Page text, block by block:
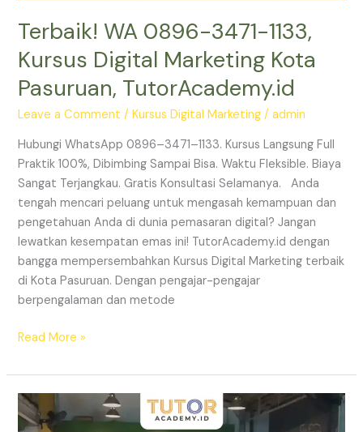
Terbaik! WA 0896-3471-1133,
Kursus Digital Marketing Kota
Pasuruan, TutorAcademy.id
Leave a Comment /Kursus Digital Marketing /admin
Hubungi WhatsApp 0896–3471–1133. Kursus Langsung Full
Praktik 100%, Dibimbing Sampai Bisa. Waktu Fleksible. Biaya
Sangat Terjangkau. Gratis Konsultasi Selamanya. Anda
tengah mencari peluang untuk mengasah kemampuan dan
pengetahuan Anda di dunia pemasaran digital? Jangan
lewatkan kesempatan emas ini! TutorAcademy.id dengan
bangga mempersembahkan Kursus Digital Marketing terbaik
di Kota Pasuruan. Dengan pengajar-pengajar
berpengalaman dan metode
Read More »
Terpercaya!
WA